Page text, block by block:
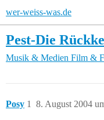
wer-weiss-was.de
Pest-Die
Musik & Medien Film &
Posy 8. August 2004
1